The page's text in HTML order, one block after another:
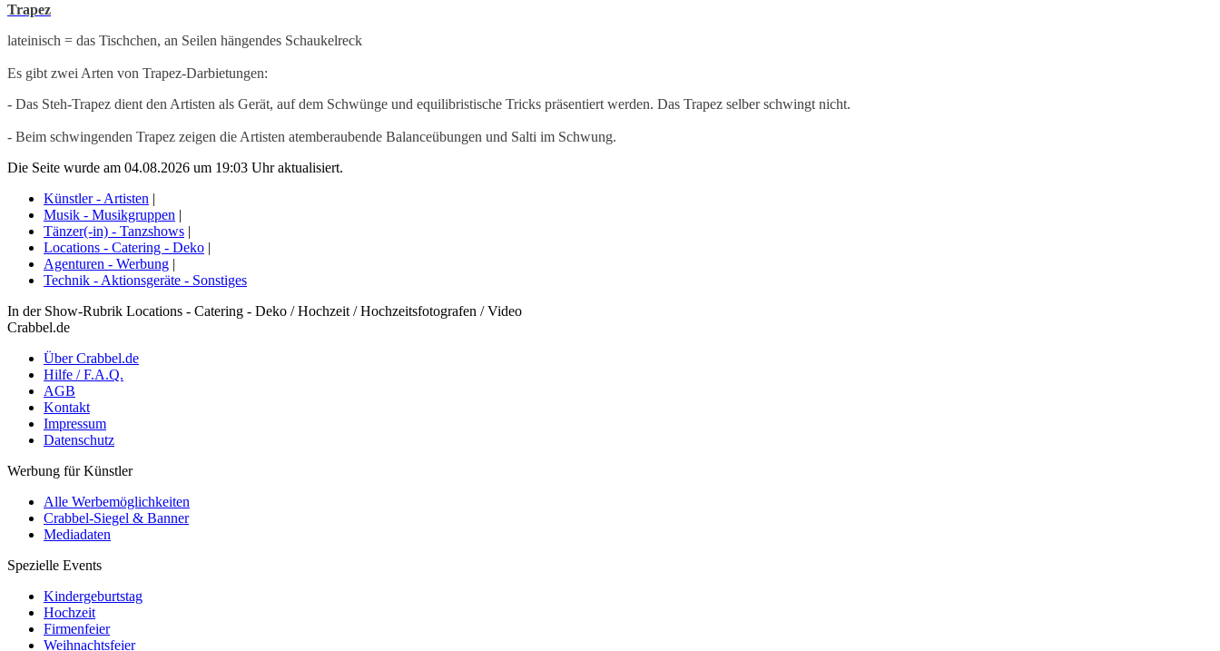
Trapez
lateinisch = das Tischchen, an Seilen hängendes Schaukelreck
Es gibt zwei Arten von Trapez-Darbietungen:
- Das Steh-Trapez dient den Artisten als Gerät, auf dem Schwünge und equilibristische Tricks präsentiert werden. Das Trapez selber schwingt nicht.
- Beim schwingenden Trapez zeigen die Artisten atemberaubende Balanceübungen und Salti im Schwung.
Die Seite wurde am 04.08.2026 um 19:03 Uhr aktualisiert.
Künstler - Artisten |
Musik - Musikgruppen |
Tänzer(-in) - Tanzshows |
Locations - Catering - Deko |
Agenturen - Werbung |
Technik - Aktionsgeräte - Sonstiges
In der Show-Rubrik Locations - Catering - Deko / Hochzeit / Hochzeitsfotografen / Video
Crabbel.de
Über Crabbel.de
Hilfe / F.A.Q.
AGB
Kontakt
Impressum
Datenschutz
Werbung für Künstler
Alle Werbemöglichkeiten
Crabbel-Siegel & Banner
Mediadaten
Spezielle Events
Kindergeburtstag
Hochzeit
Firmenfeier
Weihnachtsfeier